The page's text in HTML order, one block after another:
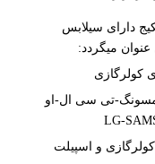
دارای سیلابس
میگردد:
کولرگازی
تی سی ال-او
و اسپیلت